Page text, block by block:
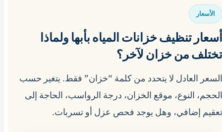
الأسعار
أسعار تنظيف خزانات المياه بأبها ولماذا
تختلف من خزان لآخر؟
السعر العادل لا يتحدد من كلمة “خزان” فقط. يتغير حسب
الحجم، النوع، موقع الخزان، درجة الرواسب، الحاجة إلى
تعقيم إضافي، وهل يوجد فحص عزل أو تسربات.